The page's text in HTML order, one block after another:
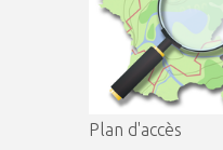
Plan d'accès